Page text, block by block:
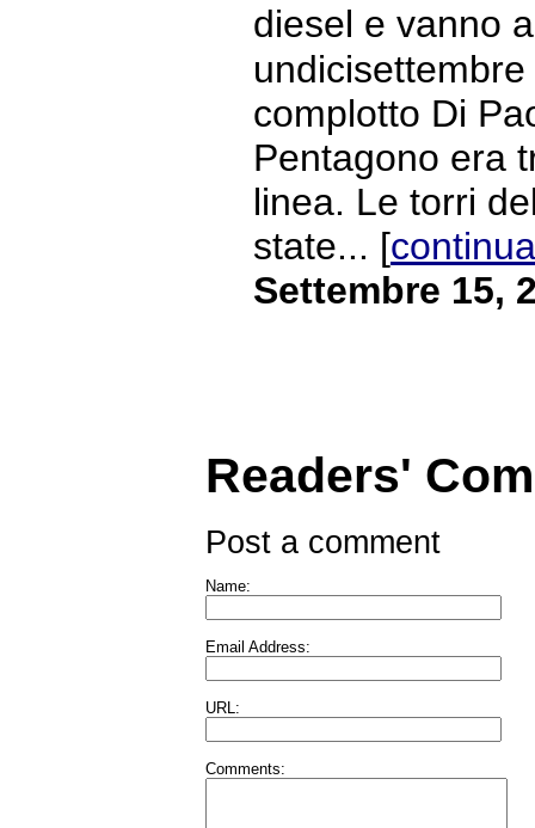
diesel e vanno
complotto Di
Pentagono era
linea. Le torri
state... [
Settembre 15,
Readers'
Post a comment
Name:
Email Address:
URL:
Comments: